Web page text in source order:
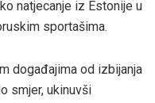
natjecanje iz Estonije u
sportašima.
događajima od izbijanja
smjer, ukinuvši